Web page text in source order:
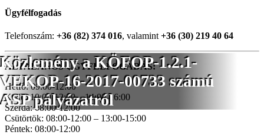
Közlemény a KÖFOP-1.2.1-
VEKOP-16-2017-00733 számú
ASP pályázatról
Ügyfélfogadás
Telefonszám: +36 (82) 374 016, valamint +36 (30) 219 40 64
ÁLTALÁNOS ÜGYFÉLFOGADÁS:
Hétfő: 09:00-12:00
Kedd: 10:00-12:00 – 14:00-16:00
Szerda: 08:00-12:00
Csütörtök: 08:00-12:00 – 13:00-15:00
Péntek: 08:00-12:00